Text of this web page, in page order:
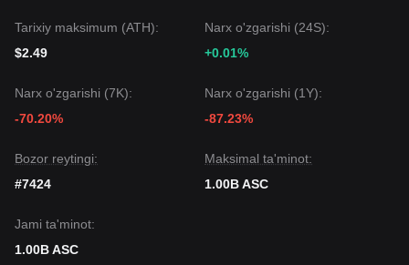
Tarixiy maksimum (ATH):
$2.49
Narx o'zgarishi (24S):
+0.01%
Narx o'zgarishi (7K):
-70.20%
Narx o'zgarishi (1Y):
-87.23%
Bozor reytingi:
#7424
Maksimal ta'minot:
1.00B ASC
Jami ta'minot:
1.00B ASC